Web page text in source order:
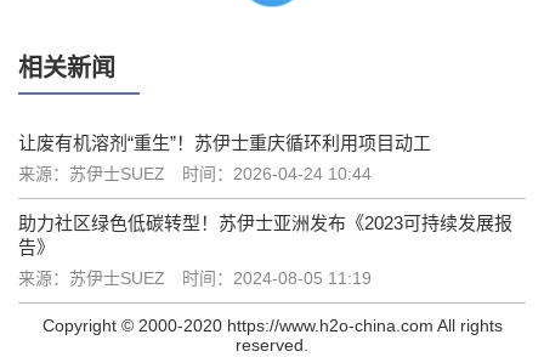
相关新闻
让废有机溶剂“重生”！苏伊士重庆循环利用项目动工
来源：苏伊士SUEZ 时间：2026-04-24 10:44
助力社区绿色低碳转型！苏伊士亚洲发布《2023可持续发展报
告》
来源：苏伊士SUEZ 时间：2024-08-05 11:19
Copyright © 2000-2020 https://www.h2o-china.com All rights
reserved.